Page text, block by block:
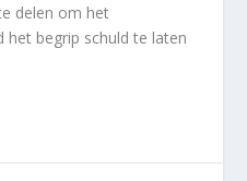
delen om het
begrip schuld te laten